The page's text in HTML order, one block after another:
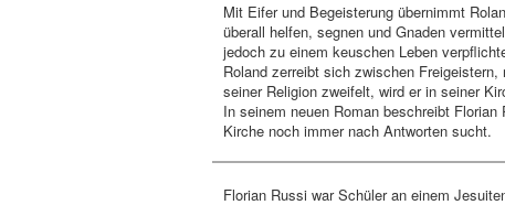
Mit Eifer und Begeisterung übernimmt
überall helfen, segnen und Gnaden
jedoch zu einem keuschen Leben
Roland zerreibt sich zwischen
seiner Religion zweifelt, wird er in seiner
In seinem neuen Roman beschreibt
Kirche noch immer nach Antworten sucht.
Florian Russi war Schüler an einem